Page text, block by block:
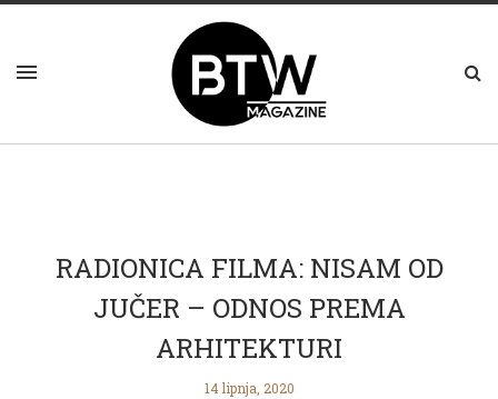
RADIONICA FILMA: NISAM OD
JUČER – ODNOS PREMA
ARHITEKTURI
14 lipnja, 2020